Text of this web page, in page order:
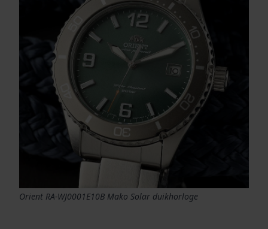
Orient RA-WJ0001E10B Mako Solar duikhorloge